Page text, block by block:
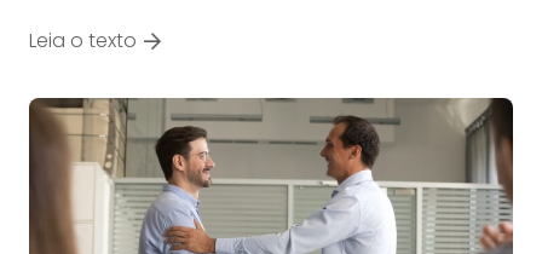
Leia o texto